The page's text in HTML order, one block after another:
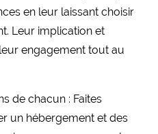
en leur laissant choisir
Leur implication et
engagement tout au
de chacun : Faites
un hébergement et des